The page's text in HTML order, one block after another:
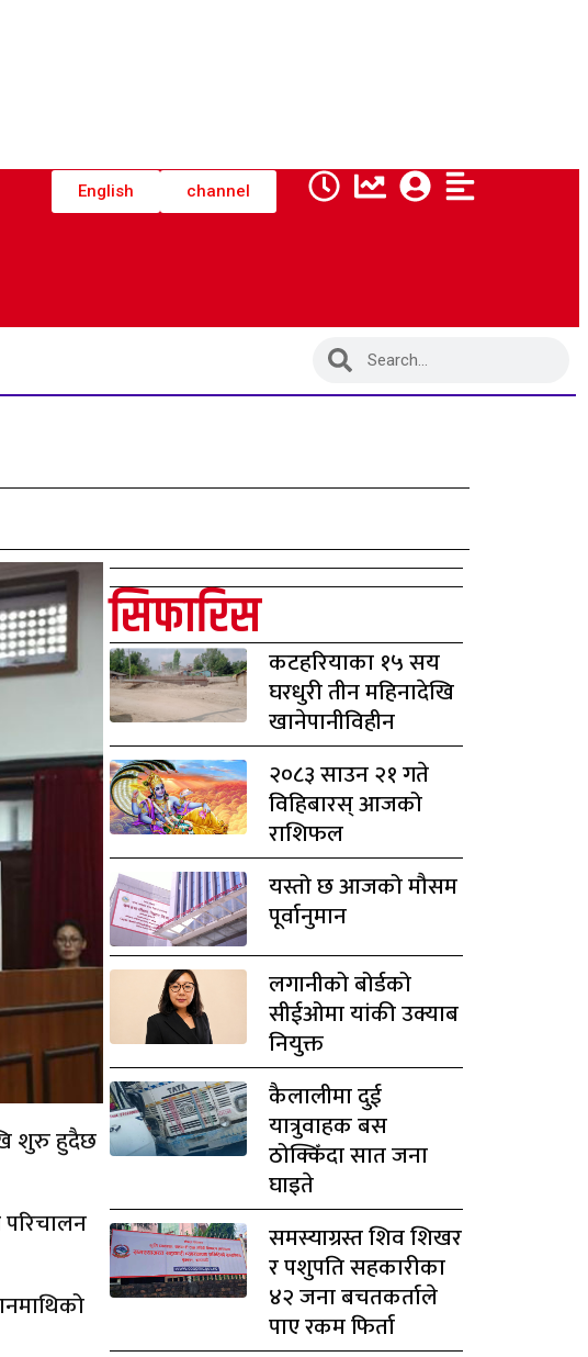
English channel
शुरु हुदैछ
परिचालन
सिफारिस
कटहरियाका १५ सय
घरधुरी तीन महिनादेखि
खानेपानीविहीन
२०८३ साउन २१ गते
विहिबारस् आजको
राशिफल
यस्तो छ आजको मौसम
पूर्वानुमान
लगानीको बोर्डको
सीईओमा यांकी उक्याब
नियुक्त
कैलालीमा दुई
यात्रुवाहक बस
ठोक्किँदा सात जना
घाइते
समस्याग्रस्त शिव शिखर
र पशुपति सहकारीका
४२ जना बचतकर्ताले
पाए रकम फिर्ता